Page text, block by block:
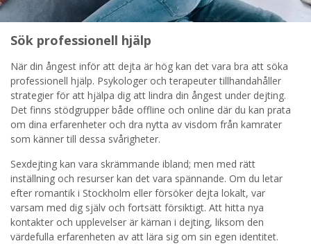
Sök professionell hjälp
När din ångest inför att dejta är hög kan det vara bra att söka
professionell hjälp. Psykologer och terapeuter tillhandahåller
strategier för att hjälpa dig att lindra din ångest under dejting.
Det finns stödgrupper både offline och online där du kan prata
om dina erfarenheter och dra nytta av visdom från kamrater
som känner till dessa svårigheter.
Sexdejting kan vara skrämmande ibland; men med rätt
inställning och resurser kan det vara spännande. Om du letar
efter romantik i Stockholm eller försöker dejta lokalt, var
varsam med dig själv och fortsätt försiktigt. Att hitta nya
kontakter och upplevelser är kärnan i dejting, liksom den
värdefulla erfarenheten av att lära sig om sin egen identitet.